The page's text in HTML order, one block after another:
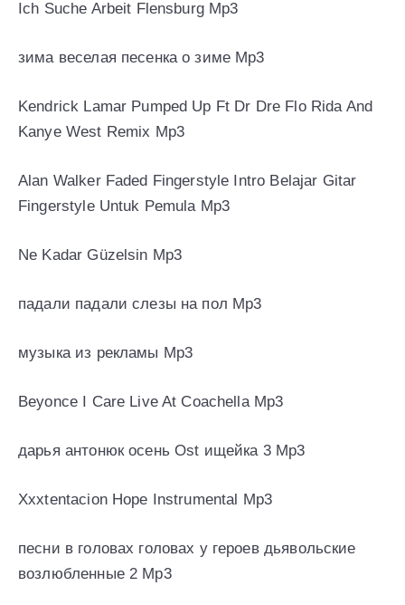
Ich Suche Arbeit Flensburg Mp3
зима веселая песенка о зиме Mp3
Kendrick Lamar Pumped Up Ft Dr Dre Flo Rida And
Kanye West Remix Mp3
Alan Walker Faded Fingerstyle Intro Belajar Gitar
Fingerstyle Untuk Pemula Mp3
Ne Kadar Güzelsin Mp3
падали падали слезы на пол Mp3
музыка из рекламы Mp3
Beyonce I Care Live At Coachella Mp3
дарья антонюк осень Ost ищейка 3 Mp3
Xxxtentacion Hope Instrumental Mp3
песни в головах головах у героев дьявольские
возлюбленные 2 Mp3